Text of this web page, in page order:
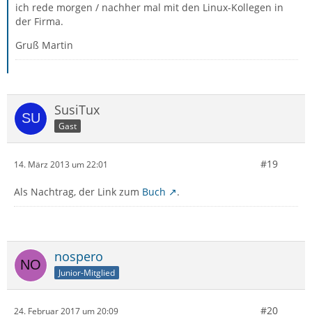
ich rede morgen / nachher mal mit den Linux-Kollegen in
der Firma.
Gruß Martin
SusiTux
Gast
14. März 2013 um 22:01 #19
Als Nachtrag, der Link zum Buch .
nospero
Junior-Mitglied
24. Februar 2017 um 20:09 #20